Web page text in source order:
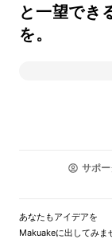
と一望でき
を。
サポ
あなたもアイデアを
Makuakeに出してみま